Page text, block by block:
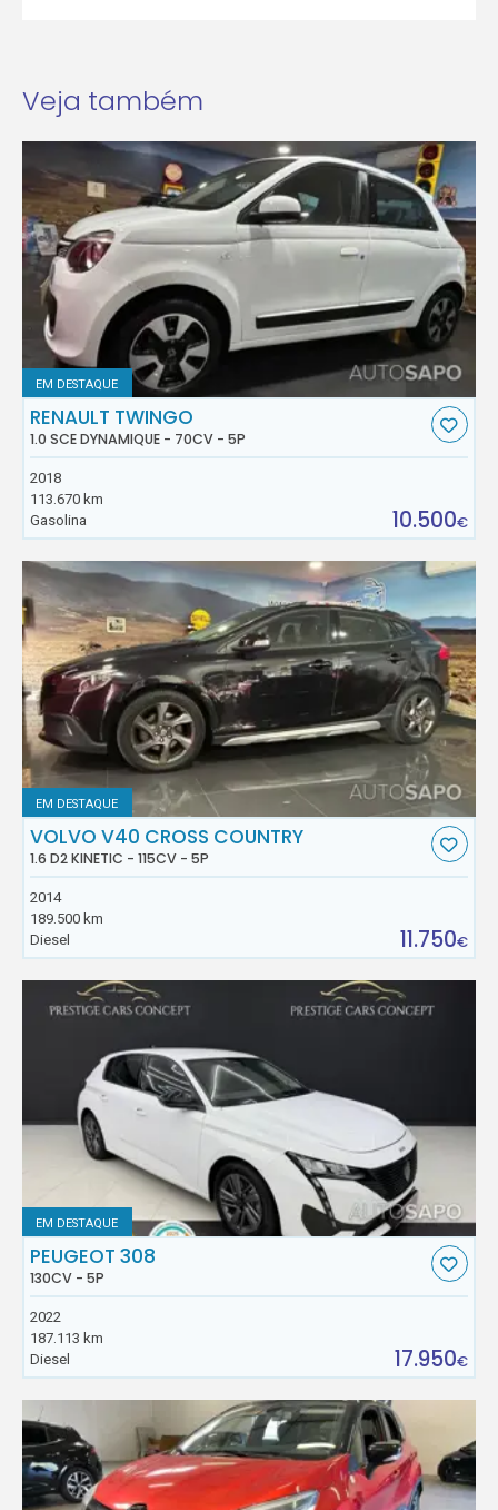
Veja também
EM DESTAQUE
RENAULT TWINGO
1.0 SCE DYNAMIQUE - 70CV - 5P
2018
113.670 km
Gasolina
10.500€
EM DESTAQUE
VOLVO V40 CROSS COUNTRY
1.6 D2 KINETIC - 115CV - 5P
2014
189.500 km
Diesel
11.750€
EM DESTAQUE
PEUGEOT 308
130CV - 5P
2022
187.113 km
Diesel
17.950€